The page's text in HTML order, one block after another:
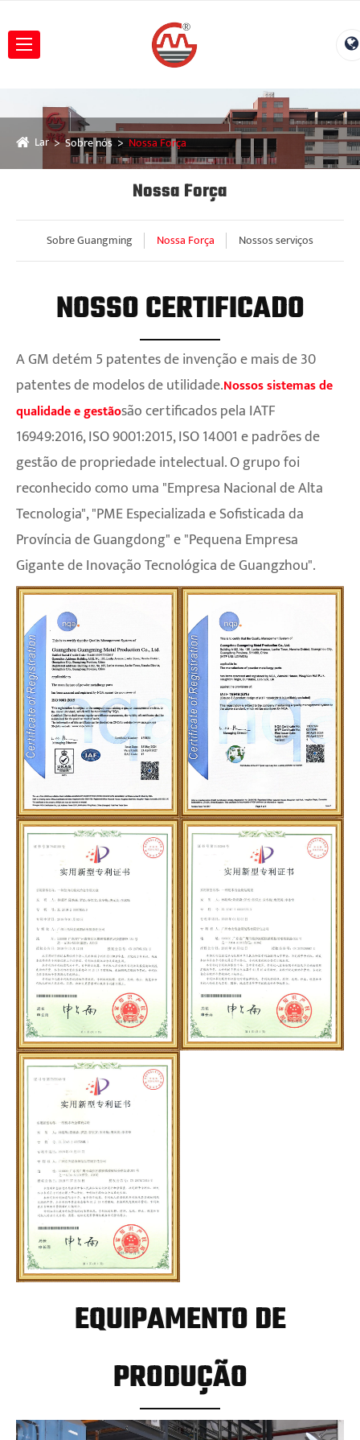
Lar Sobre nós Nossa Força
Nossa Força
Sobre Guangming Nossa Força Nossos serviços
NOSSO CERTIFICADO
A GM detém 5 patentes de invenção e mais de 30
patentes de modelos de utilidade.Nossos sistemas de
qualidade e gestãosão certificados pela IATF
16949:2016, ISO 9001:2015, ISO 14001 e padrões de
gestão de propriedade intelectual. O grupo foi
reconhecido como uma "Empresa Nacional de Alta
Tecnologia", "PME Especializada e Sofisticada da
Província de Guangdong" e "Pequena Empresa
Gigante de Inovação Tecnológica de Guangzhou".
EQUIPAMENTO DE
PRODUÇÃO